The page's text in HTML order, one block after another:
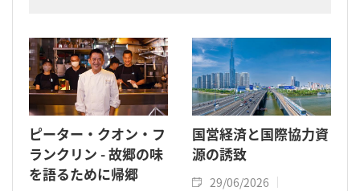
ピーター・クオン・フ
ランクリン - 故郷の味
を語るために帰郷
国営経済と国際協力資
源の誘致
29/06/2026